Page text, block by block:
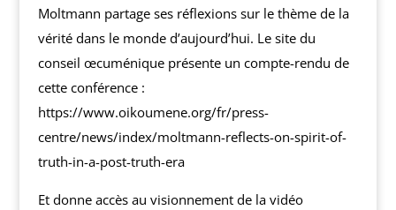
Moltmann partage ses réflexions sur le thème de la
vérité dans le monde d’aujourd’hui. Le site du
conseil œcuménique présente un compte-rendu de
cette conférence :
https://www.oikoumene.org/fr/press-
centre/news/index/moltmann-reflects-on-spirit-of-
truth-in-a-post-truth-era
Et donne accès au visionnement de la vidéo